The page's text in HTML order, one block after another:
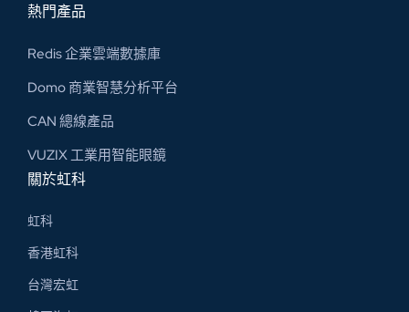
熱門產品
Redis 企業雲端數據庫
Domo 商業智慧分析平台
CAN 總線​產品
VUZIX 工業用智能眼鏡
關於虹科
虹科
香港虹科
台灣宏虹